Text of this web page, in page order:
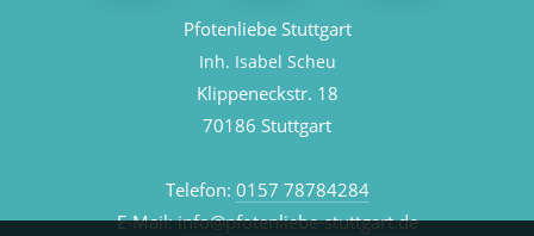
Pfotenliebe Stuttgart
Inh. Isabel Scheu
Klippeneckstr. 18
70186 Stuttgart
Telefon: 0157 78784284
E-Mail:info@pfotenliebe-stuttgart.de